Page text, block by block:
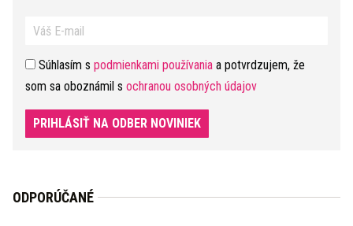
Súhlasím s podmienkami používania a potvrdzujem, že
som sa oboznámil s ochranou osobných údajov
PRIHLÁSIŤ NA ODBER NOVINIEK
ODPORÚČANÉ